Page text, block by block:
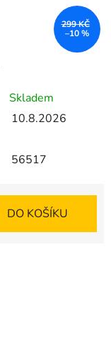
Skladem
10.8.2026
56517
DO KOŠÍKU
299 KČ
–10 %